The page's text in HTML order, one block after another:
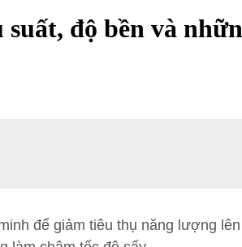
độ bền và
để giảm tiêu thụ năng lượng lên